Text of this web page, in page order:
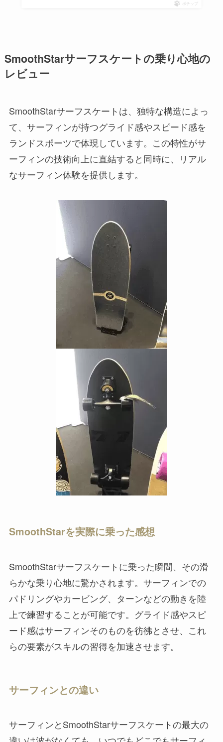
ポチップ
SmoothStarサーフスケートの乗り心地の
レビュー
SmoothStarサーフスケートは、独特な構造によっ
て、サーフィンが持つグライド感やスピード感を
ランドスポーツで体現しています。この特性がサ
ーフィンの技術向上に直結すると同時に、リアル
なサーフィン体験を提供します。
SmoothStarを実際に乗った感想
SmoothStarサーフスケートに乗った瞬間、その滑
らかな乗り心地に驚かされます。サーフィンでの
パドリングやカービング、ターンなどの動きを陸
上で練習することが可能です。グライド感やスピ
ード感はサーフィンそのものを彷彿とさせ、これ
らの要素がスキルの習得を加速させます。
サーフィンとの違い
サーフィンとSmoothStarサーフスケートの最大の